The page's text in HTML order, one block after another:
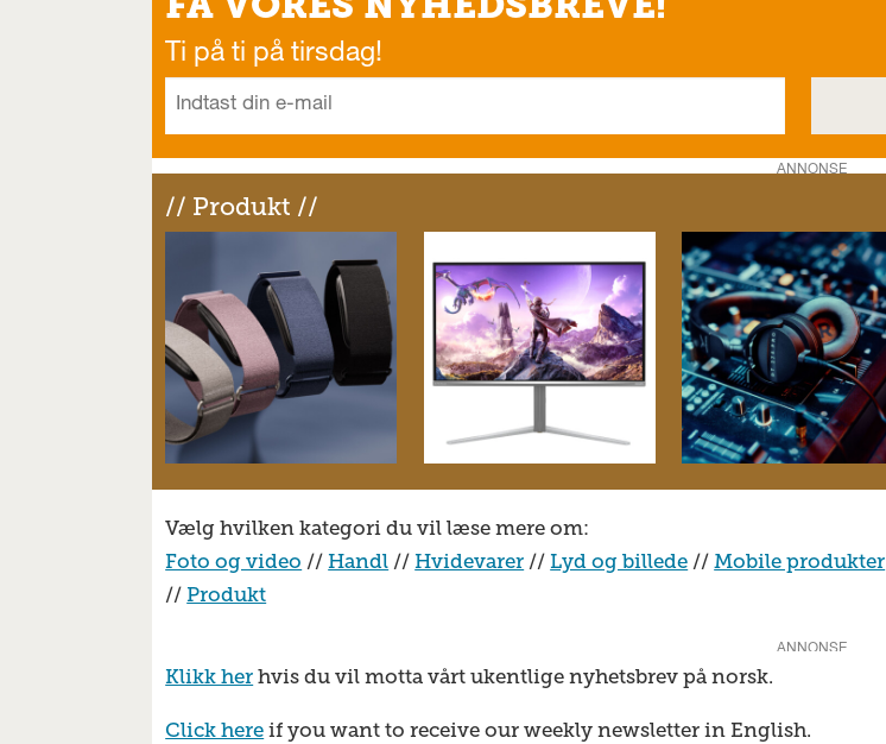
Ti på ti på tirsdag!
ANNONSE
// Produkt //
Vælg hvilken kategori du vil læse mere om:
Foto og video //Handl //Hvidevarer // Lyd og billede //Mobile produkter
//Produkt
ANNONSE
Klikk her hvis du vil motta vårt ukentlige nyhetsbrev på norsk.
Click here if you want to receive our weekly newsletter in English.